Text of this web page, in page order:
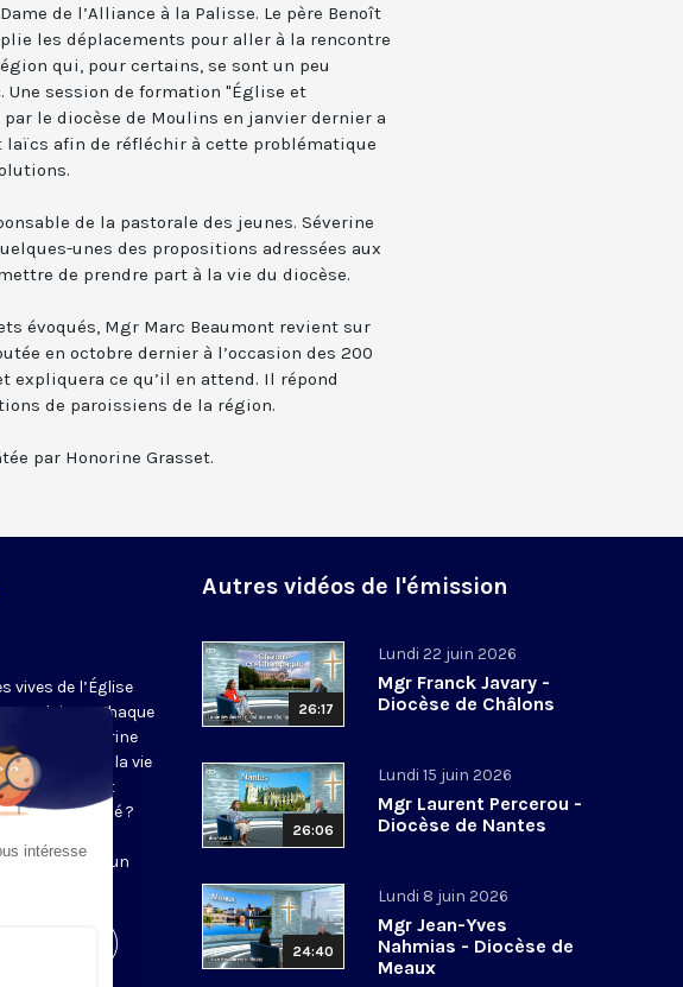
de l’Alliance à la Palisse. Le père Benoît
les déplacements pour aller à la rencontre
qui, pour certains, se sont un peu
Une session de formation "Église et
le diocèse de Moulins en janvier dernier a
laïcs afin de réfléchir à cette problématique
de la pastorale des jeunes. Séverine
unes des propositions adressées aux
de prendre part à la vie du diocèse.
évoqués, Mgr Marc Beaumont revient sur
en octobre dernier à l’occasion des 200
expliquera ce qu’il en attend. Il répond
de paroissiens de la région.
par Honorine Grasset.
vives de l’Église
Belgique. Chaque
reçu par Honorine
perspective la vie
Comment
annoncé ?
nourrissent un
Autres vidéos de l'émission
26:17
Lundi 22 juin 2026
Mgr Franck Javary -
Diocèse de Châlons
26:06
Lundi 15 juin 2026
Mgr Laurent Percerou -
Diocèse de Nantes
24:40
Lundi 8 juin 2026
Mgr Jean-Yves
Nahmias - Diocèse de
Meaux